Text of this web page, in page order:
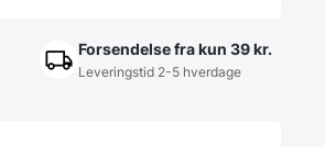
Forsendelse fra kun 39 kr.
Leveringstid 2-5 hverdage